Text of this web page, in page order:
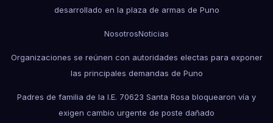
desarrollado en la plaza de armas de Puno
NosotrosNoticias
Organizaciones se reúnen con autoridades electas para exponer
las principales demandas de Puno
Padres de familia de la I.E. 70623 Santa Rosa bloquearon vía y
exigen cambio urgente de poste dañado